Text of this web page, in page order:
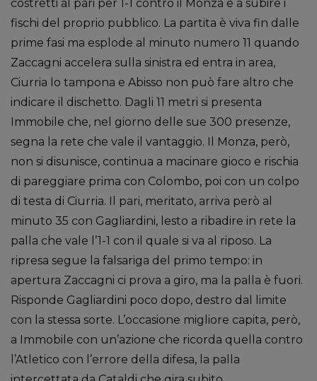
costretti al pari per 1-1 contro il Monza e a subire i
fischi del proprio pubblico. La partita è viva fin dalle
prime fasi ma esplode al minuto numero 11 quando
Zaccagni accelera sulla sinistra ed entra in area,
Ciurria lo tampona e Abisso non può fare altro che
indicare il dischetto. Dagli 11 metri si presenta
Immobile che, nel giorno delle sue 300 presenze,
segna la rete che vale il vantaggio. Il Monza, però,
non si disunisce, continua a macinare gioco e rischia
di pareggiare prima con Colombo, poi con un colpo
di testa di Ciurria. Il pari, meritato, arriva però al
minuto 35 con Gagliardini, lesto a ribadire in rete la
palla che vale l’1-1 con il quale si va al riposo. La
ripresa segue la falsariga del primo tempo: in
apertura Zaccagni ci prova a giro, ma la palla è fuori.
Risponde Gagliardini poco dopo, destro dal limite
con la stessa sorte. L’occasione migliore capita, però,
a Immobile con un’azione che ricorda quella contro
l’Atletico con l’errore della difesa, la palla